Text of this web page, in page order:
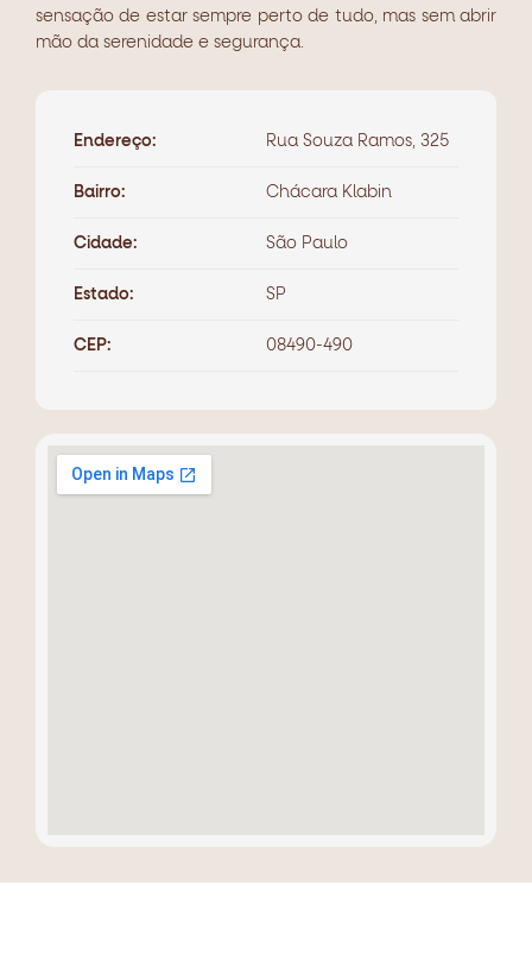
sensação de estarsempre perto de tudo, mas sem abrir
mão da serenidade e segurança.
Endereço: Rua Souza Ramos, 325
Bairro: Chácara Klabin
Cidade: São Paulo
Estado: SP
CEP: 08490-490